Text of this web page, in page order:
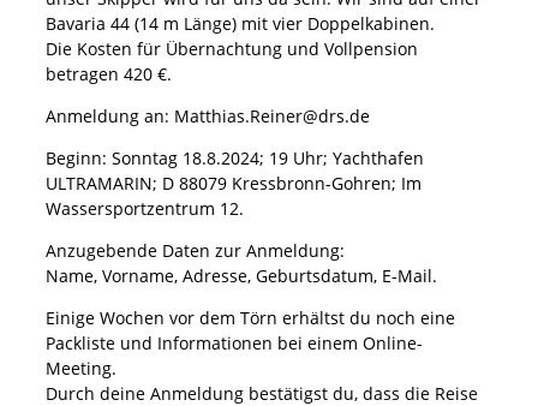
Bavaria 44 (14 m Länge) mit vier Doppelkabinen.
Die Kosten für Übernachtung und Vollpension
betragen 420 €.
Anmeldung an: Matthias.Reiner@drs.de
Beginn: Sonntag 18.8.2024; 19 Uhr; Yachthafen
ULTRAMARIN; D 88079 Kressbronn-Gohren; Im
Wassersportzentrum 12.
Anzugebende Daten zur Anmeldung:
Name, Vorname, Adresse, Geburtsdatum, E-Mail.
Einige Wochen vor dem Törn erhältst du noch eine
Packliste und Informationen bei einem Online-
Meeting.
Durch deine Anmeldung bestätigst du, dass die Reise